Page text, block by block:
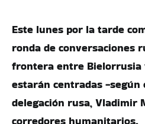
Este lunes por la tarde
ronda de conversaciones
frontera entre Bielorrusia
estarán centradas -según
delegación rusa, Vladimir
corredores humanitarios.